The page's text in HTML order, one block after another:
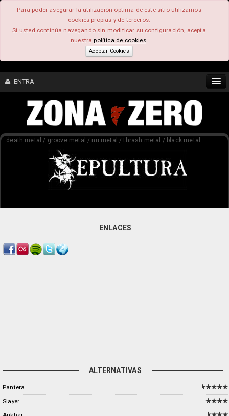
Para poder asegurar la utilización óptima de este sitio utilizamos
cookies propias y de terceros.
Si usted continúa navegando sin modificar su configuración, acepta
nuestrapolítica de cookies.
Aceptar Cookies
ENTRA
CONTENIDO
COMUNIDAD
FEEEDBACK
death metal / groove metal / nu metal / thrash metal / black metal
ENLACES
ALTERNATIVAS
Pantera
Slayer